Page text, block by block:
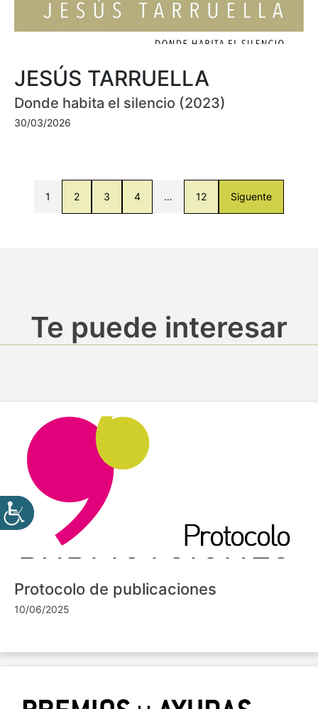
JESÚS TARRUELLA
Donde habita el silencio (2023)
30/03/2026
1 2 3 4 … 12 Siguente
Te puede interesar
Protocolo de publicaciones
10/06/2025